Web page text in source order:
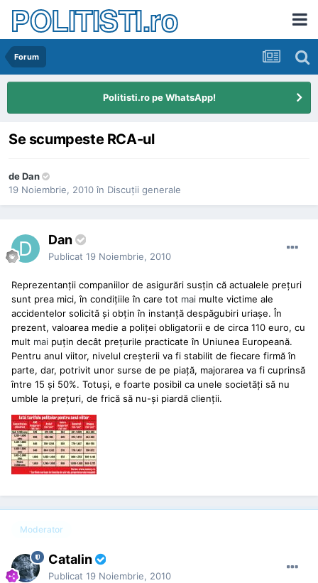
POLITISTI.ro
Forum
Politisti.ro pe WhatsApp!
Se scumpeste RCA-ul
deDan
19 Noiembrie, 2010 în Discuţii generale
Dan
Publicat 19 Noiembrie, 2010
Reprezentanţii companiilor de asigurări susţin că actualele preţuri
sunt prea mici, în condiţiile în care tot mai multe victime ale
accidentelor solicită şi obţin în instanţă despăgubiri uriaşe. În
prezent, valoarea medie a poliţei obligatorii e de circa 110 euro, cu
mult mai puţin decât preţurile practicate în Uniunea Europeană.
Pentru anul viitor, nivelul creşterii va fi stabilit de fiecare firmă în
parte, dar, potrivit unor surse de pe piaţă, majorarea va fi cuprinsă
între 15 şi 50%. Totuşi, e foarte posibil ca unele societăţi să nu
umble la preţuri, de frică să nu-şi piardă clienţii.
Moderator
Catalin
Publicat 19 Noiembrie, 2010